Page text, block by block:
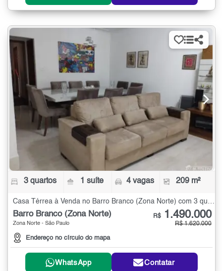
3 quartos 1 suíte 4 vagas 209 m²
Casa Térrea à Venda no Barro Branco (Zona Norte) com 3 quartos - 209 m²
Barro Branco (Zona Norte)
Zona Norte - São Paulo
Endereço no círculo do mapa
R$ 1.490.000
R$ 1.620.000
WhatsApp Contatar